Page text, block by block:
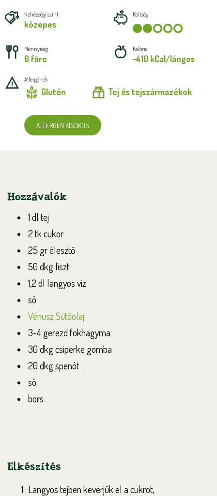
Nehézségi szint
közepes
Költség
Mennyiség
6 főre
Kalória
~410 kCal/lángos
Allergének
Glutén Tej és tejszármazékok
ALLERGÉN KISOKOS
Hozzávalók
1 dl tej
2 tk cukor
25 gr élesztő
50 dkg liszt
1,2 dl langyos víz
só
Vénusz Sütőolaj
3-4 gerezd fokhagyma
30 dkg csiperke gomba
20 dkg spenót
só
bors
Elkészítés
Langyos tejben keverjük el a cukrot,